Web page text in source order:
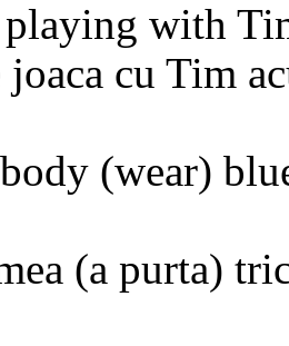
with
joaca cu Tim
(wear)
(a purta)